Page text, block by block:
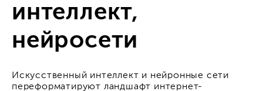
интеллект,
нейросети
Искусственный интеллект и нейронные сети
переформатируют ландшафт интернет-